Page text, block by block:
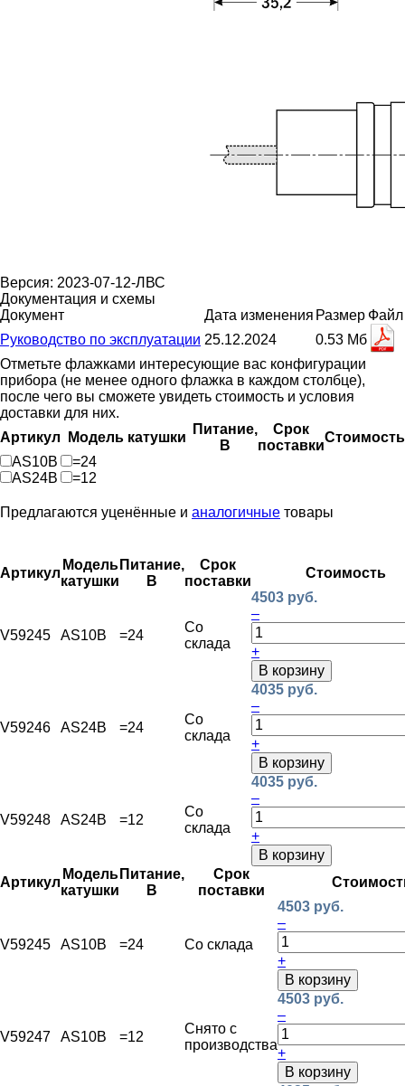
Версия: 2023-07-12-ЛВС
Документация и схемы
Документ
Дата изменения Размер Файл
Руководство по эксплуатации 25.12.2024
0.53 Мб
Отметьте флажками интересующие вас конфигурации
прибора (не менее одного флажка в каждом столбце),
после чего вы сможете увидеть стоимость и условия
доставки для них.
Артикул
Модель катушки
Питание,
В
Срок
поставки
Стоимость
AS10B
AS24B
=24
=12
Предлагаются уценённые и аналогичные товары
Артикул
Модель
катушки
Питание,
В
Срок
поставки
Стоимость
V59245 AS10B =24
Со
склада
4503 руб.
–
+
В корзину
V59246 AS24B =24
Со
склада
4035 руб.
–
+
В корзину
V59248 AS24B =12
Со
склада
4035 руб.
–
+
В корзину
Артикул
Модель
катушки
Питание,
В
Срок
поставки
V59245 AS10B =24 Со склада
4503 руб.
–
+
В корзину
V59247 AS10B =12
Снято с
производства
4503 руб.
–
+
В корзину